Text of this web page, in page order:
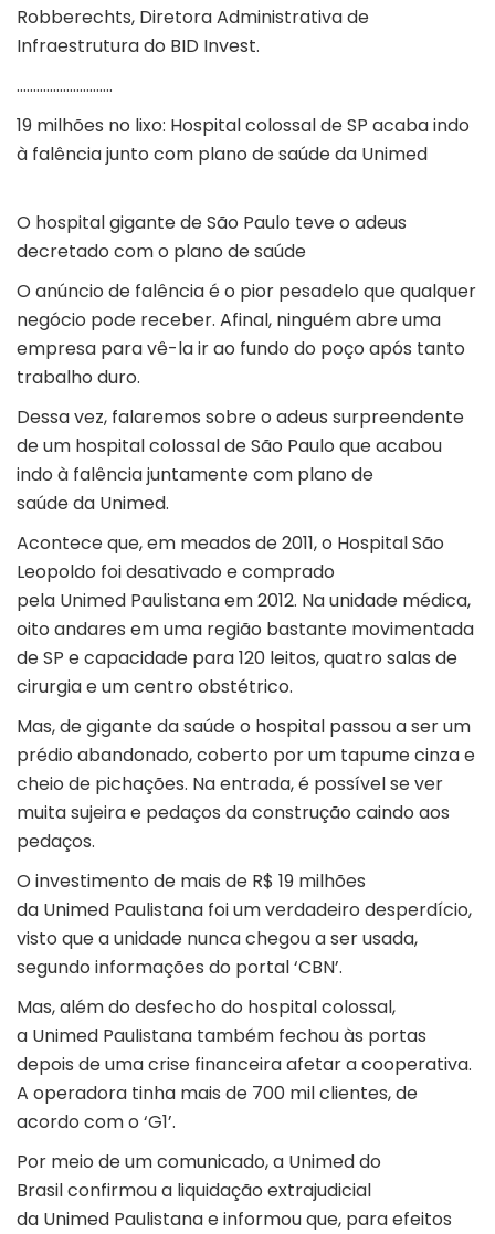
Robberechts, Diretora Administrativa de
Infraestrutura do BID Invest.
………………………..
19 milhões no lixo: Hospital colossal de SP acaba indo
à falência junto com plano de saúde da Unimed
O hospital gigante de São Paulo teve o adeus
decretado com o plano de saúde
O anúncio de falência é o pior pesadelo que qualquer
negócio pode receber. Afinal, ninguém abre uma
empresa para vê-la ir ao fundo do poço após tanto
trabalho duro.
Dessa vez, falaremos sobre o adeus surpreendente
de um hospital colossal de São Paulo que acabou
indo à falência juntamente com plano de
saúde da Unimed.
Acontece que, em meados de 2011, o Hospital São
Leopoldo foi desativado e comprado
pela Unimed Paulistana em 2012. Na unidade médica,
oito andares em uma região bastante movimentada
de SP e capacidade para 120 leitos, quatro salas de
cirurgia e um centro obstétrico.
Mas, de gigante da saúde o hospital passou a ser um
prédio abandonado, coberto por um tapume cinza e
cheio de pichações. Na entrada, é possível se ver
muita sujeira e pedaços da construção caindo aos
pedaços.
O investimento de mais de R$ 19 milhões
da Unimed Paulistana foi um verdadeiro desperdício,
visto que a unidade nunca chegou a ser usada,
segundo informações do portal ‘CBN’.
Mas, além do desfecho do hospital colossal,
a Unimed Paulistana também fechou às portas
depois de uma crise financeira afetar a cooperativa.
A operadora tinha mais de 700 mil clientes, de
acordo com o ‘G1’.
Por meio de um comunicado, a Unimed do
Brasil confirmou a liquidação extrajudicial
da Unimed Paulistana e informou que, para efeitos